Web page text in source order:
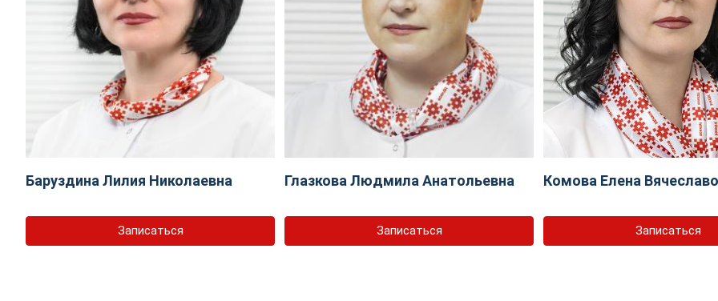
Баруздина Лилия Николаевна
Записаться
Глазкова Людмила Анатольевна
Записаться
Комова Елена
Записаться